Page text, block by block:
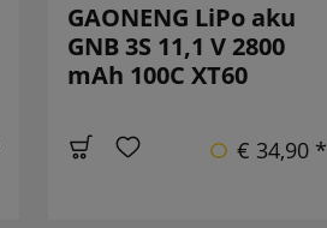
GAONENG LiPo aku
GNB 3S 11,1 V 2800
mAh 100C XT60
€ 34,90 *